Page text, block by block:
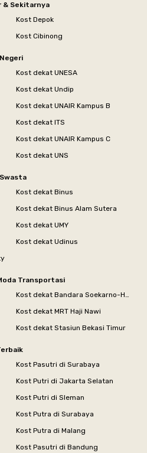
& Sekitarnya
Kost Depok
Kost Cibinong
Kost dekat UNESA
Kost dekat Undip
Kost dekat UNAIR Kampus B
Kost dekat ITS
Kost dekat UNAIR Kampus C
Kost dekat UNS
Kost dekat Binus
Kost dekat Binus Alam Sutera
Kost dekat UMY
Kost dekat Udinus
Transportasi
Kost dekat Bandara Soekarno-Hatta
Kost dekat MRT Haji Nawi
Kost dekat Stasiun Bekasi Timur
Kost Pasutri di Surabaya
Kost Putri di Jakarta Selatan
Kost Putri di Sleman
Kost Putra di Surabaya
Kost Putra di Malang
Kost Pasutri di Bandung